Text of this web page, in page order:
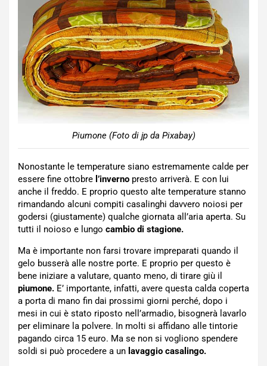
Piumone (Foto di jp da Pixabay)
Nonostante le temperature siano estremamente calde per
essere fine ottobre l’inverno presto arriverà. E con lui
anche il freddo. E proprio questo alte temperature stanno
rimandando alcuni compiti casalinghi davvero noiosi per
godersi (giustamente) qualche giornata all’aria aperta. Su
tutti il noioso e lungo cambio di stagione.
Ma è importante non farsi trovare impreparati quando il
gelo busserà alle nostre porte. E proprio per questo è
bene iniziare a valutare, quanto meno, di tirare giù il
piumone. E’ importante, infatti, avere questa calda coperta
a porta di mano fin dai prossimi giorni perché, dopo i
mesi in cui è stato riposto nell’armadio, bisognerà lavarlo
per eliminare la polvere. In molti si affidano alle tintorie
pagando circa 15 euro. Ma se non si vogliono spendere
soldi si può procedere a un lavaggio casalingo.